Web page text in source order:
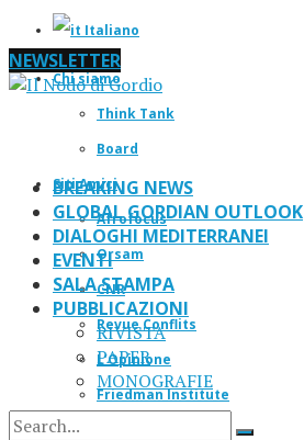
Italiano
Chi siamo
Think Tank
Board
Siti Amici
Afrofocus
Orsam
CNR
Revue Conflits
L’Opinione
Friedman Institute
NEWSLETTER
BREAKING NEWS
GLOBAL GORDIAN OUTLOOK
DIALOGHI MEDITERRANEI
EVENTI
SALA STAMPA
PUBBLICAZIONI
RIVISTA
PAPER
MONOGRAFIE